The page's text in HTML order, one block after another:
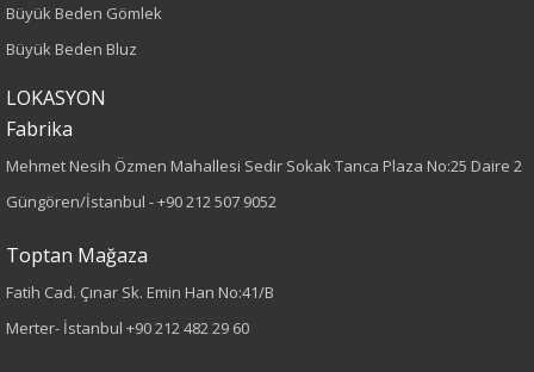
Kumaş Tipi
Örme
Desen
Düz
Büyük Beden Gömlek
Büyük Beden Bluz
LOKASYON
Fabrika
Mehmet Nesih Özmen Mahallesi Sedir Sokak Tanca Plaza No:25 Daire 2
Güngören/İstanbul -+90 212 507 9052
Toptan Mağaza
Fatih Cad. Çınar Sk. Emin Han No:41/B
Merter- İstanbul +90 212 482 29 60